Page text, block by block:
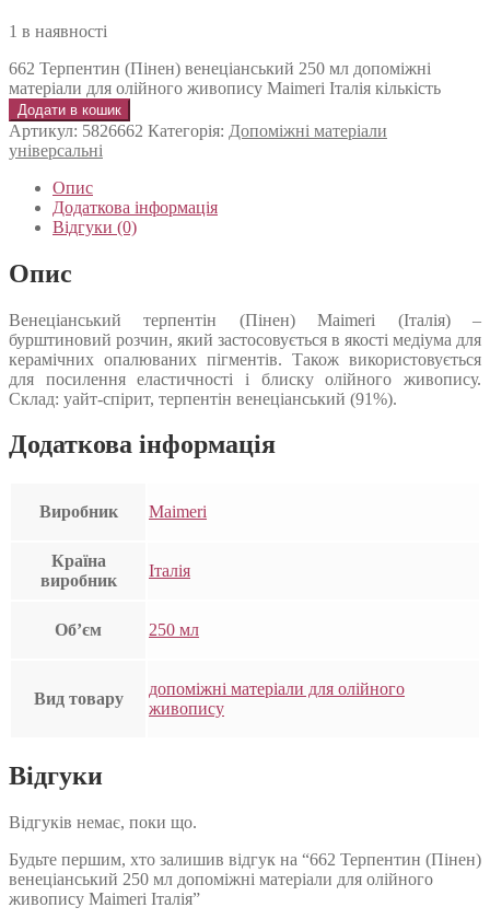
1 в наявності
662 Терпентин (Пінен) венеціанський 250 мл допоміжні
матеріали для олійного живопису Maimeri Італія кількість
Додати в кошик
Артикул: 5826662 Категорія: Допоміжні матеріали
універсальні
Опис
Додаткова інформація
Відгуки (0)
Опис
Венеціанський терпентін (Пінен) Maimeri (Італія) –
бурштиновий розчин, який застосовується в якості медіума для
керамічних опалюваних пігментів. Також використовується
для посилення еластичності і блиску олійного живопису.
Склад: уайт-спірит, терпентін венеціанський (91%).
Додаткова інформація
Виробник Maimeri
Країна
виробник
Італія
Об’єм 250 мл
Вид товару
допоміжні матеріали для олійного
живопису
Відгуки
Відгуків немає, поки що.
Будьте першим, хто залишив відгук на “662 Терпентин (Пінен)
венеціанський 250 мл допоміжні матеріали для олійного
живопису Maimeri Італія”